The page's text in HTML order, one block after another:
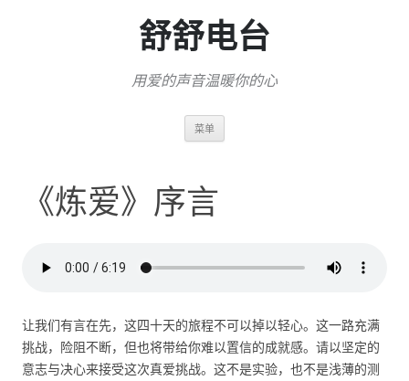
舒舒电台
用爱的声音温暖你的心
菜单
《炼爱》序言
让我们有言在先，这四十天的旅程不可以掉以轻心。这一路充满
挑战，险阻不断，但也将带给你难以置信的成就感。请以坚定的
意志与决心来接受这次真爱挑战。这不是实验，也不是浅薄的测